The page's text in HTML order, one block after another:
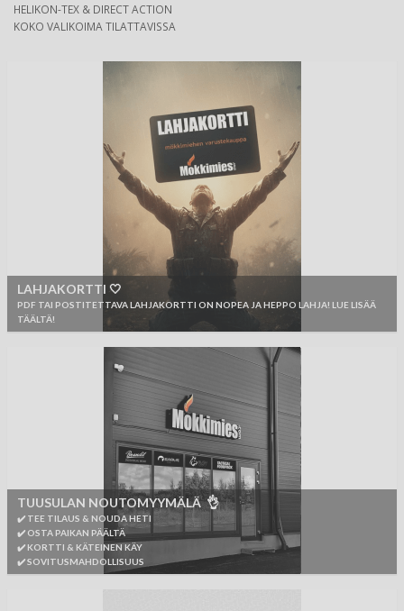
HELIKON-TEX & DIRECT ACTION
KOKO VALIKOIMA TILATTAVISSA
LAHJAKORTTI 🤍
PDF TAI POSTITETTAVA LAHJAKORTTI ON NOPEA JA HEPPO LAHJA! LUE LISÄÄ
TÄÄLTÄ!
TUUSULAN NOUTOMYYMÄLÄ 👌
✔️ TEE TILAUS & NOUDA HETI
✔️ OSTA PAIKAN PÄÄLTÄ
✔️ KORTTI & KÄTEINEN KÄY
✔️ SOVITUSMAHDOLLISUUS